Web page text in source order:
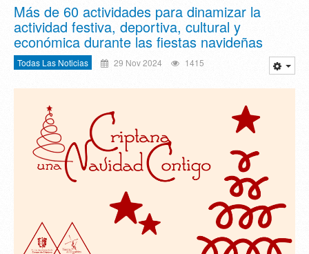
Más de 60 actividades para dinamizar la
actividad festiva, deportiva, cultural y
económica durante las fiestas navideñas
Todas Las Noticias 29 Nov 2024 1415